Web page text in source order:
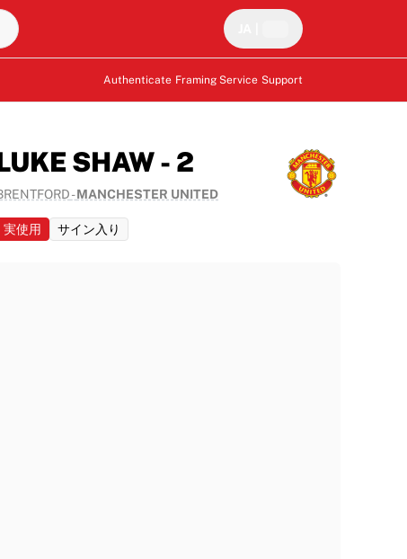
Authenticate Framing Service Support
SHAW - 2
-MANCHESTER UNITED
実使用 サイン入り